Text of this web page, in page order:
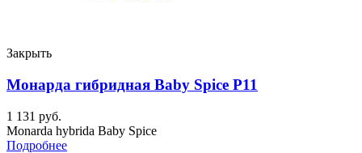
Закрыть
Монарда гибридная Baby Spice P11
1 131 руб.
Monarda hybrida Baby Spice
Подробнее